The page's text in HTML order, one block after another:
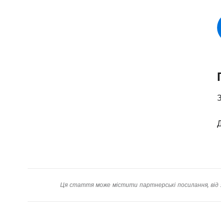
Ця стаття може містити партнерські посилання,